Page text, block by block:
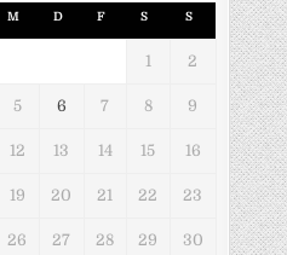
M D F S S
1 2
5 6 7 8 9
12 13 14 15 16
19 20 21 22 23
26 27 28 29 30